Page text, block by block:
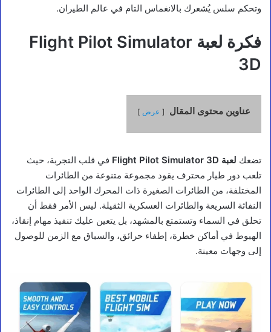
وتحكم سلس يُشعرك بالانغماس التام في عالم الطيران.
فكرة لعبة Flight Pilot Simulator
3D
عناوين محتوى المقال عرض
تضعك لعبة Flight Pilot Simulator 3D
في قلب التجربة، حيث
تلعب دور طيار محترف يقود مجموعة متنوعة من الطائرات
المختلفة، من الطائرات الصغيرة ذات المحرك الواحد إلى الطائرات
النفاثة السريعة والطائرات العسكرية الثقيلة. ليس الأمر فقط أن
تحلق في السماء وتستمتع بالمشهد، بل يتعين عليك تنفيذ مهام إنقاذ،
الهبوط في أماكن خطرة، إطفاء حرائق، والسباق مع الزمن للوصول
إلى وجهات معينة.